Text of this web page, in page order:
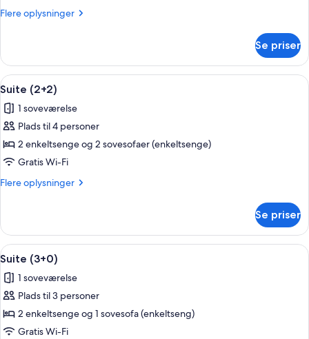
Flere oplysninger
Flere
(1+2)
Se priser
Indlæs
alle
billeder
af
Suite
(2+2)
En dobbeltseng med to puder, et
4
Suite (2+2)
1 soveværelse
Plads til 4 personer
2 enkeltsenge og 2 sovesofaer (enkeltsenge)
Gratis Wi-Fi
Flere oplysninger
Flere
(2+2)
Se priser
Indlæs
alle
billeder
af
Suite
(3+0)
En dobbeltseng med to puder, et
4
Suite (3+0)
1 soveværelse
Plads til 3 personer
2 enkeltsenge og 1 sovesofa (enkeltseng)
Gratis Wi-Fi